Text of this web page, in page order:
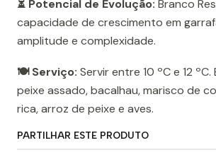
⏳ Potencial de Evolução: Branco
capacidade de crescimento em
amplitude e complexidade.
🍽️ Serviço: Servir entre 10 ºC e 12
peixe assado, bacalhau, marisco de
rica, arroz de peixe e aves.
PARTILHAR ESTE PRODUTO